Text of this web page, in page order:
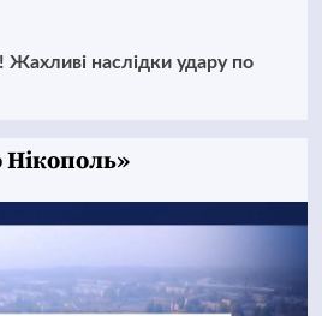
наслідки удару по